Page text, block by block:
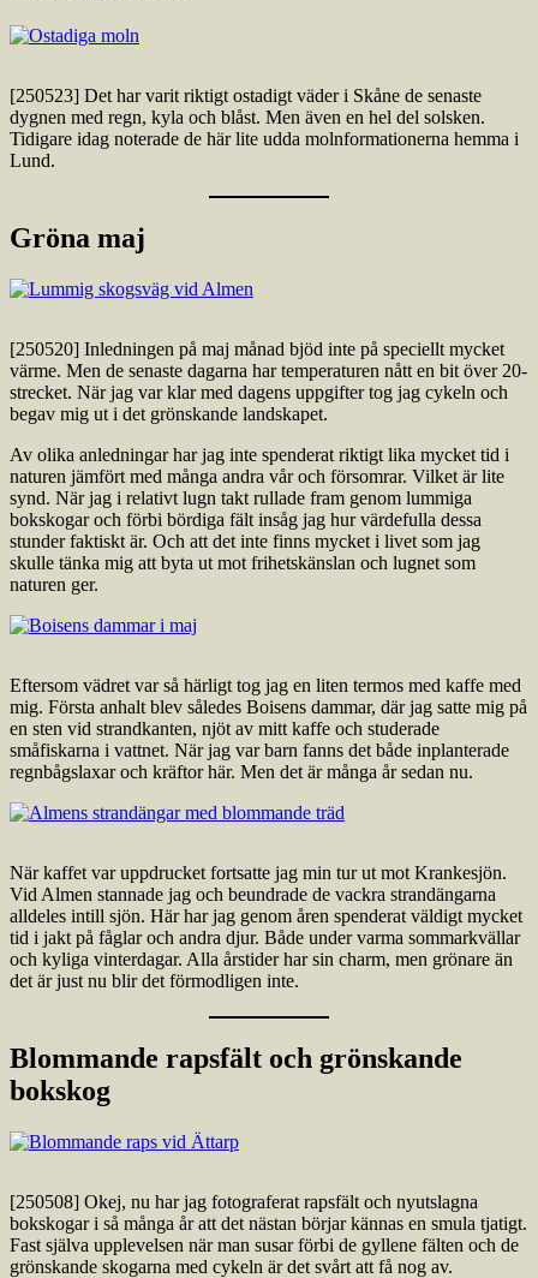
[250523] Det har varit riktigt ostadigt väder i Skåne de senaste
dygnen med regn, kyla och blåst. Men även en hel del solsken.
Tidigare idag noterade de här lite udda molnformationerna hemma i
Lund.
Gröna maj
[250520] Inledningen på maj månad bjöd inte på speciellt mycket
värme. Men de senaste dagarna har temperaturen nått en bit över 20-
strecket. När jag var klar med dagens uppgifter tog jag cykeln och
begav mig ut i det grönskande landskapet.
Av olika anledningar har jag inte spenderat riktigt lika mycket tid i
naturen jämfört med många andra vår och försomrar. Vilket är lite
synd. När jag i relativt lugn takt rullade fram genom lummiga
bokskogar och förbi bördiga fält insåg jag hur värdefulla dessa
stunder faktiskt är. Och att det inte finns mycket i livet som jag
skulle tänka mig att byta ut mot frihetskänslan och lugnet som
naturen ger.
Eftersom vädret var så härligt tog jag en liten termos med kaffe med
mig. Första anhalt blev således Boisens dammar, där jag satte mig på
en sten vid strandkanten, njöt av mitt kaffe och studerade
småfiskarna i vattnet. När jag var barn fanns det både inplanterade
regnbågslaxar och kräftor här. Men det är många år sedan nu.
När kaffet var uppdrucket fortsatte jag min tur ut mot Krankesjön.
Vid Almen stannade jag och beundrade de vackra strandängarna
alldeles intill sjön. Här har jag genom åren spenderat väldigt mycket
tid i jakt på fåglar och andra djur. Både under varma sommarkvällar
och kyliga vinterdagar. Alla årstider har sin charm, men grönare än
det är just nu blir det förmodligen inte.
Blommande rapsfält och grönskande
bokskog
[250508] Okej, nu har jag fotograferat rapsfält och nyutslagna
bokskogar i så många år att det nästan börjar kännas en smula tjatigt.
Fast själva upplevelsen när man susar förbi de gyllene fälten och de
grönskande skogarna med cykeln är det svårt att få nog av.